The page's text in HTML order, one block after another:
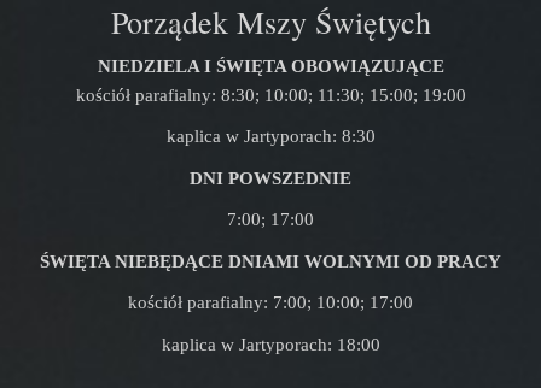
Porządek Mszy Świętych
NIEDZIELA I ŚWIĘTA OBOWIĄZUJĄCE
kościół parafialny: 8:30; 10:00; 11:30; 15:00; 19:00
kaplica w Jartyporach: 8:30
DNI POWSZEDNIE
7:00; 17:00
ŚWIĘTA NIEBĘDĄCE DNIAMI WOLNYMI OD PRACY
kościół parafialny: 7:00; 10:00; 17:00
kaplica w Jartyporach: 18:00